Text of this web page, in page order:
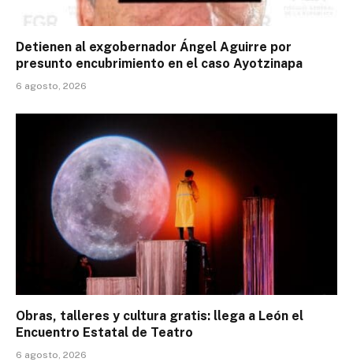
Detienen al exgobernador Ángel Aguirre por
presunto encubrimiento en el caso Ayotzinapa
6 agosto, 2026
Obras, talleres y cultura gratis: llega a León el
Encuentro Estatal de Teatro
6 agosto, 2026